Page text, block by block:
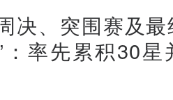
决、突围赛及
：率先累积30